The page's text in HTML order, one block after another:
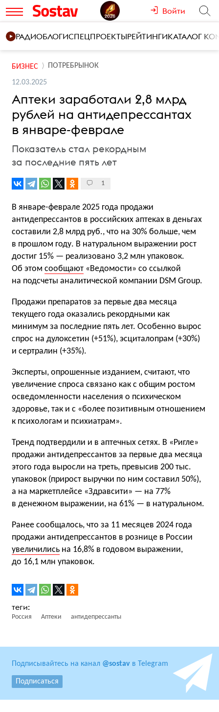
Войти
РАДИОБЛОГИСПЕЦПРОЕКТЫРЕЙТИНГИКАТАЛОГ
БИЗНЕС ПОТРЕБРЫНОК
12.03.2025
Аптеки заработали 2,8 млрд
рублей на антидепрессантах
в январе-феврале
Показатель стал рекордным
за последние пять лет
1
В январе-феврале 2025 года продажи
антидепрессантов в российских аптеках в деньгах
составили 2,8 млрд руб., что на 30% больше, чем
в прошлом году. В натуральном выражении рост
достиг 15% — реализовано 3,2 млн упаковок.
Об этом сообщают «Ведомости» со ссылкой
на подсчеты аналитической компании DSM Group.
Продажи препаратов за первые два месяца
текущего года оказались рекордными как
минимум за последние пять лет. Особенно вырос
спрос на дулоксетин (+51%), эсциталопрам (+30%)
и сертралин (+35%).
Эксперты, опрошенные изданием, считают, что
увеличение спроса связано как с общим ростом
осведомленности населения о психическом
здоровье, так и с «более позитивным отношением
к психологам и психиатрам».
Тренд подтвердили и в аптечных сетях. В «Ригле»
продажи антидепрессантов за первые два месяца
этого года выросли на треть, превысив 200 тыс.
упаковок (прирост выручки по ним составил 50%),
а на маркетплейсе «Здравсити» — на 77%
в денежном выражении, на 61% — в натуральном.
Ранее сообщалось, что за 11 месяцев 2024 года
продажи антидепрессантов в рознице в России
увеличились на 16,8% в годовом выражении,
до 16,1 млн упаковок.
Россия Аптеки антидепрессанты
Подписывайтесь на канал @sostav в Telegram
Подписаться